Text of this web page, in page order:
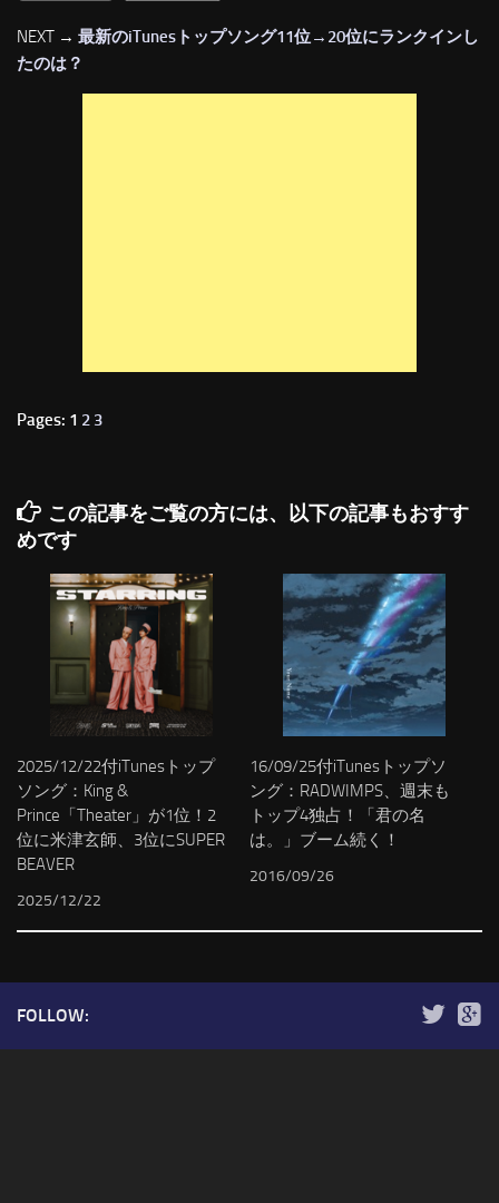
NEXT → 最新のiTunesトップソング11位→20位にランクインし
たのは？
Pages: 1 2 3
この記事をご覧の方には、以下の記事もおすす
めです
2025/12/22付iTunesトップ
ソング：King &
Prince「Theater」が1位！2
位に米津玄師、3位にSUPER
BEAVER
2025/12/22
16/09/25付iTunesトップソ
ング：RADWIMPS、週末も
トップ4独占！「君の名
は。」ブーム続く！
2016/09/26
FOLLOW: